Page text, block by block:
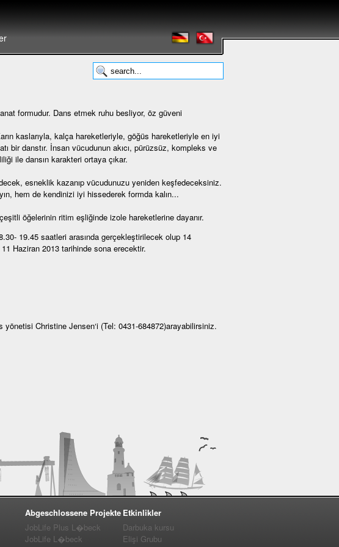
formudur. Dans etmek ruhu besliyor, öz güveni
kaslarıyla, kalça hareketleriyle, göğüs hareketleriyle en iyi
bir danstır. İnsan vücudunun akıcı, pürüzsüz, kompleks ve
ile dansın karakteri ortaya çıkar.
esneklik kazanıp vücudunuzu yeniden keşfedeceksiniz.
hem de kendinizi iyi hissederek formda kalın...
öğelerinin ritim eşliğinde izole hareketlerine dayanır.
19.45 saatleri arasında gerçekleştirilecek olup 14
Haziran 2013 tarihinde sona erecektir.
yönetisi Christine Jensen‘i (Tel: 0431-684872)arayabilirsiniz.
Abgeschlossene Projekte
JobLife Plus L�beck
JobLife L�beck
Etkinlikler
Darbuka kursu
Elişi Grubu